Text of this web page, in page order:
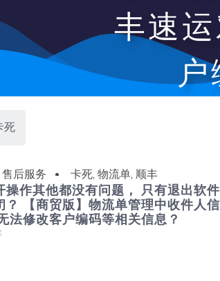
丰速
死
售后服务 卡死, 物流单, 顺丰
操作其他都没有问题， 只有退出软
？ 【商贸版】物流单管理中收件人
法修改客户编码等相关信息？